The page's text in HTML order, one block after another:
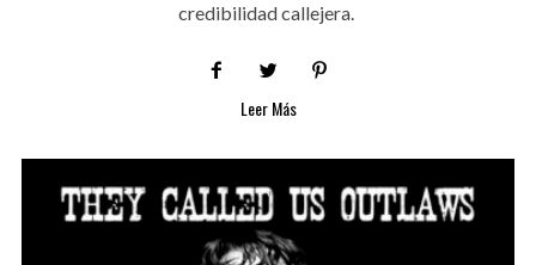
credibilidad callejera.
Leer Más